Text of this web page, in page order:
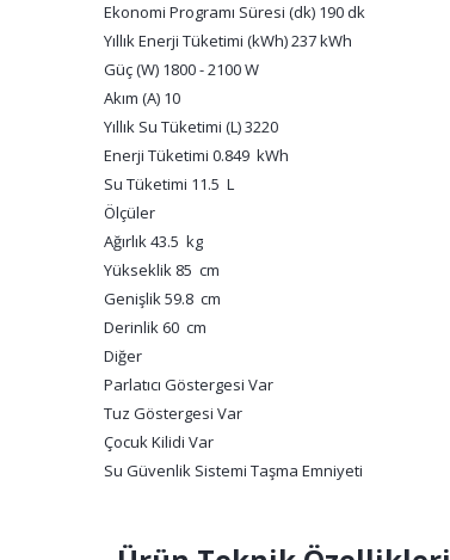
Ekonomi Programı Süresi (dk) 190 dk
Yıllık Enerji Tüketimi (kWh) 237 kWh
Güç (W) 1800 - 2100 W
Akım (A) 10
Yıllık Su Tüketimi (L) 3220
Enerji Tüketimi 0.849 kWh
Su Tüketimi 11.5 L
Ölçüler
Ağırlık 43.5 kg
Yükseklik 85 cm
Genişlik 59.8 cm
Derinlik 60 cm
Diğer
Parlatıcı Göstergesi Var
Tuz Göstergesi Var
Çocuk Kilidi Var
Su Güvenlik Sistemi Taşma Emniyeti